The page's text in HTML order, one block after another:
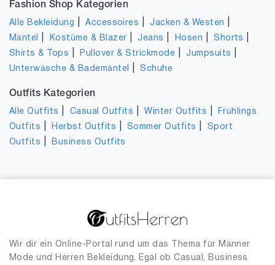
Fashion Shop Kategorien
Alle Bekleidung |Accessoires |Jacken & Westen
Mäntel Kostüme & Blazer |Jeans Hosen |Shorts
Shirts & Tops Pullover & Strickmode |Jumpsuits
Unterwäsche & Bademäntel |Schuhe
Outfits Kategorien
Alle Outfits Casual Outfits |Winter Outfits
Frühlings
Outfits
Herbst Outfits Sommer Outfits
Sport
Outfits
Business Outfits
Wir dir ein Online-Portal rund um das Thema für Männer
Mode und Herren Bekleidung. Egal ob Casual, Business